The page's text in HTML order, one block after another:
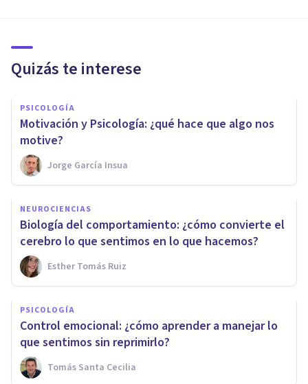
Quizás te interese
PSICOLOGÍA
Motivación y Psicología: ¿qué hace que algo nos
motive?
Jorge García Insua
NEUROCIENCIAS
Biología del comportamiento: ¿cómo convierte el
cerebro lo que sentimos en lo que hacemos?
Esther Tomás Ruiz
PSICOLOGÍA
Control emocional: ¿cómo aprender a manejar lo
que sentimos sin reprimirlo?
Tomás Santa Cecilia